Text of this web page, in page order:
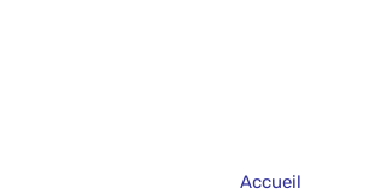
Accueil